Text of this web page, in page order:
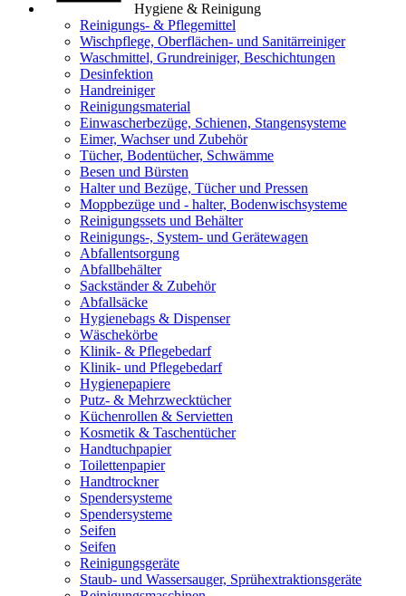
Hygiene & Reinigung
Reinigungs- & Pflegemittel
Wischpflege, Oberflächen- und Sanitärreiniger
Waschmittel, Grundreiniger, Beschichtungen
Desinfektion
Handreiniger
Reinigungsmaterial
Einwascherbezüge, Schienen, Stangensysteme
Eimer, Wachser und Zubehör
Tücher, Bodentücher, Schwämme
Besen und Bürsten
Halter und Bezüge, Tücher und Pressen
Moppbezüge und - halter, Bodenwischsysteme
Reinigungssets und Behälter
Reinigungs-, System- und Gerätewagen
Abfallentsorgung
Abfallbehälter
Sackständer & Zubehör
Abfallsäcke
Hygienebags & Dispenser
Wäschekörbe
Klinik- & Pflegebedarf
Klinik- und Pflegebedarf
Hygienepapiere
Putz- & Mehrzwecktücher
Küchenrollen & Servietten
Kosmetik & Taschentücher
Handtuchpapier
Toilettenpapier
Handtrockner
Spendersysteme
Spendersysteme
Seifen
Seifen
Reinigungsgeräte
Staub- und Wassersauger, Sprühextraktionsgeräte